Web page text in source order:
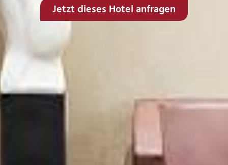
Jetzt dieses Hotel anfragen